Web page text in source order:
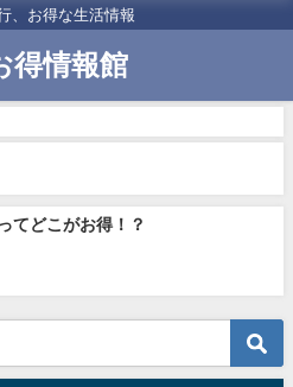
、お得な生活情報
得情報館
てどこがお得！？